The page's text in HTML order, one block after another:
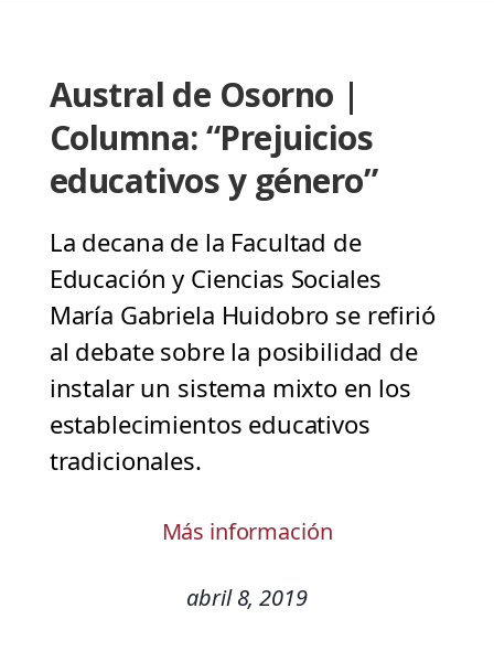
Austral de Osorno |
Columna: “Prejuicios
educativos y género”
La decana de la Facultad de
Educación y Ciencias Sociales
María Gabriela Huidobro se refirió
al debate sobre la posibilidad de
instalar un sistema mixto en los
establecimientos educativos
tradicionales.
Más información
abril 8, 2019